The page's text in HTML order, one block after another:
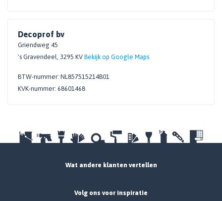
Decoprof bv
Griendweg 45
's Gravendeel, 3295 KV Bekijk op Google Maps
BTW-nummer: NL857515214B01
KVK-nummer: 68601468
Wat andere klanten vertellen
Volg ons voor inspiratie